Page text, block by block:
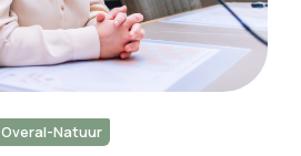
Overal-Natuur